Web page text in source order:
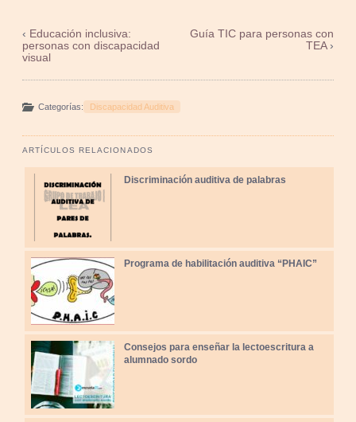
‹ Educación inclusiva:
personas con discapacidad
visual
Guía TIC para personas con
TEA›
Categorías: Discapacidad Auditiva
ARTÍCULOS RELACIONADOS
Discriminación auditiva de palabras
Programa de habilitación auditiva “PHAIC”
Consejos para enseñar la lectoescritura a
alumnado sordo